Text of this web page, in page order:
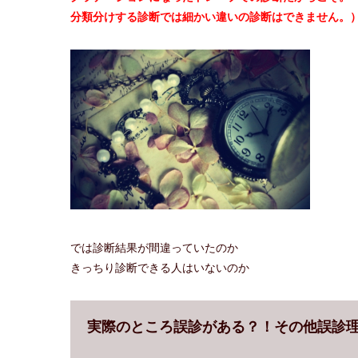
分類分けする診断では細かい違いの診断はできません。
では診断結果が間違っていたのか
きっちり診断できる人はいないのか
実際のところ誤診がある？！その他誤診